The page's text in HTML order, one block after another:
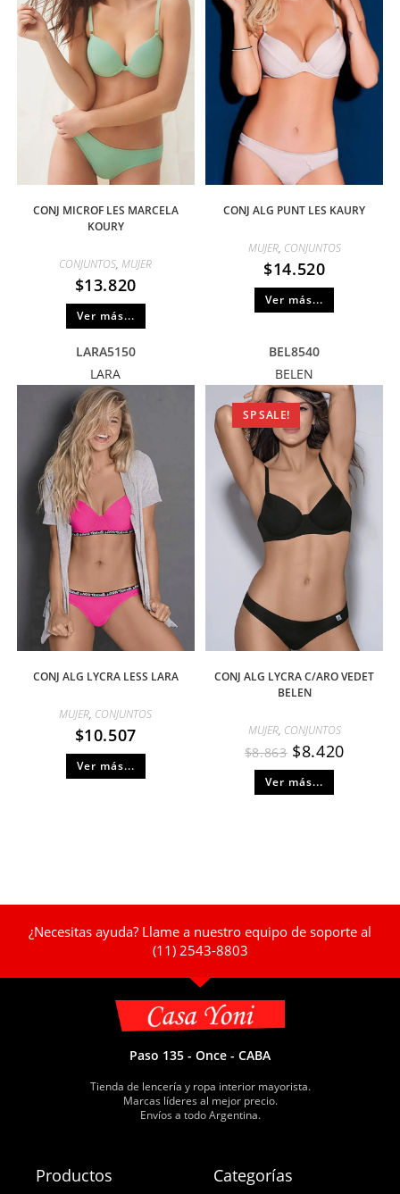
CONJ MICROF LES MARCELA
KOURY
CONJUNTOS,MUJER
$13.820
Ver más...
CONJ ALG PUNT LES KAURY
MUJER, CONJUNTOS
$14.520
Ver más...
LARA5150
LARA
CONJ ALG LYCRA LESS LARA
MUJER, CONJUNTOS
$10.507
Ver más...
BEL8540
BELEN
SP SALE!
CONJ ALG LYCRA C/ARO VEDET
BELEN
MUJER, CONJUNTOS
$8.863 $8.420
Ver más...
¿Necesitas ayuda? Llame a nuestro equipo de soporte al
(11) 2543-8803
Paso 135 - Once - CABA
Tienda de lencería y ropa interior mayorista.
Marcas líderes al mejor precio.
Envíos a todo Argentina.
Productos Categorías